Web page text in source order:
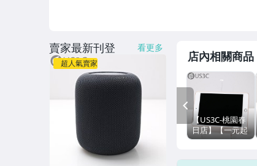
智慧手機 (ASUS)
智慧手機 (Google)
智慧手機 (OPPO)
智慧手機 (Mi)
智慧手機 (其他品牌)
店內相關商品
【US3C-桃園春
日店】【一元起
標 故障機】公司
Mini 5 64G WiFi
PREV
賣家最新刊登 看更多
超人氣賣家